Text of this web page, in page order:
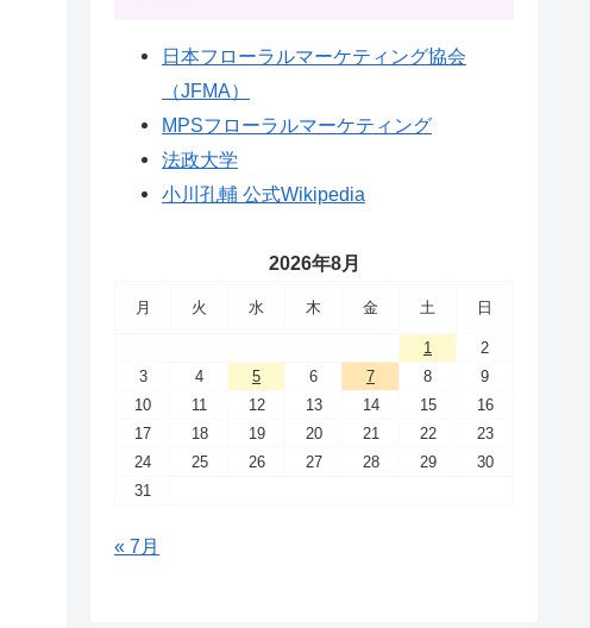
日本フローラルマーケティング協会
（JFMA）
MPSフローラルマーケティング
法政大学
小川孔輔 公式Wikipedia
2026年8月
月 火 水 木 金 土 日
1
2
3
4 5 6 7 8
9
10
11 12 13 14 15
16
17
18 19 20 21 22
23
24
25 26 27 28 29
30
31
« 7月